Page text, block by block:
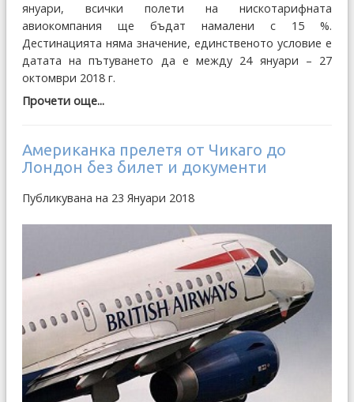
януари, всички полети на нискотарифната
авиокомпания ще бъдат намалени с 15 %.
Дестинацията няма значение, единственото условие е
датата на пътуването да е между 24 януари – 27
октомври 2018 г.
Прочети още...
Американка прелетя от Чикаго до
Лондон без билет и документи
Публикувана на 23 Януари 2018